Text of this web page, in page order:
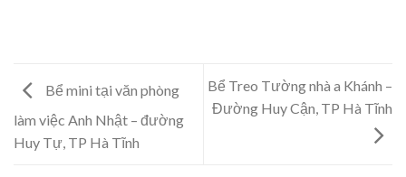
Bể mini tại văn phòng
làm việc Anh Nhật – đường
Huy Tự, TP Hà Tĩnh
Bể Treo Tường nhà a Khánh –
Đường Huy Cận, TP Hà Tĩnh